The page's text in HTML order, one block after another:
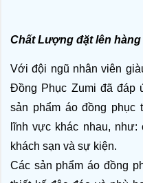
Chất Lượng đặt lên hàng
Với đội ngũ nhân viên
Đồng Phục Zumi đã đáp
sản phẩm áo đồng phục
lĩnh vực khác nhau, như:
khách sạn và sự kiện.
Các sản phẩm áo đồng